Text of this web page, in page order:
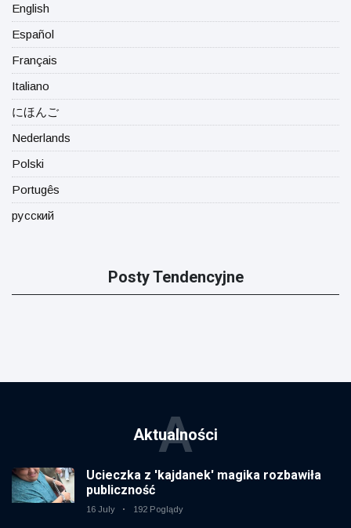
English
Español
Français
Italiano
にほんご
Nederlands
Polski
Portugês
русский
Posty Tendencyjne
Aktualności
A
Ucieczka z 'kajdanek' magika rozbawiła
publiczność
16 July 192 Poglądy